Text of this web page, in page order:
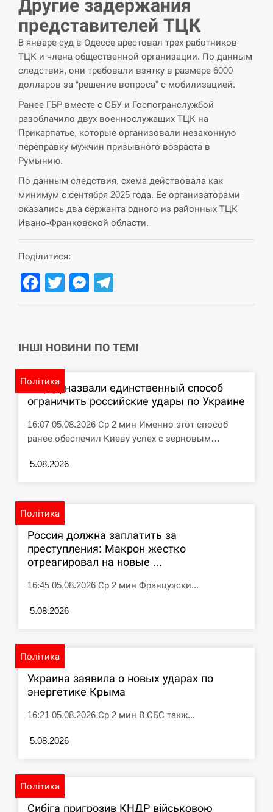
СЕРПЕНЬ
12:53
США обсуждают лицензии на Patriot для
Украины, несмотря на сомнения…
СЕРПЕНЬ
12:40
Латвія готова направити до 20 військових для
розблокування Ормузької протоки
СЕРПЕНЬ
12:23
Силы обороны поразили российскую
переправу, склады и другие важные объекты…
СЕРПЕНЬ
12:10
У США зафіксували рекордний спалах
СЕРПЕНЬ
11:40
У зоопарку Токіо через спеку загинули три
левиці
СЕРПЕНЬ
11:23
Россияне ударили “Бардеролями” по Харькову,
Другие задержания
представителей ТЦК
В январе суд в Одессе арестовал трех работников
ТЦК и члена общественной организации. По данным
следствия, они требовали взятку в размере 6000
долларов за “решение вопроса” с мобилизацией.
Ранее ГБР вместе с СБУ и Госпогранслужбой
разоблачило двух военнослужащих ТЦК на
Прикарпатье, которые организовали незаконную
переправку мужчин призывного возраста в
Румынию.
По данным следствия, схема действовала как
минимум с сентября 2025 года. Ее организаторами
оказались два сержанта одного из районных ТЦК
Ивано-Франковской области.
Поділитися:
Facebook
TwitterMessenger
ІНШІ НОВИНИ ПО ТЕМІ
Політика
В ЦПД назвали единственный способ
ограничить российские удары по Украине
16:07 05.08.2026 Ср 2 мин Именно этот способ
ранее обеспечил Киеву успех с зерновым…
5.08.2026
Політика
Россия должна заплатить за
преступления: Макрон жестко
отреагировал на новые ...
16:45 05.08.2026 Ср 2 мин Французски...
5.08.2026
Політика
Украина заявила о новых ударах по
энергетике Крыма
16:21 05.08.2026 Ср 2 мин В СБС такж...
5.08.2026
Політика
Сибіга пригрозив КНДР військовою